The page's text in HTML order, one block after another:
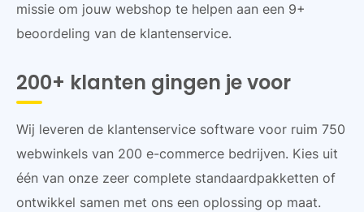
missie om jouw webshop te helpen aan een 9+
beoordeling van de klantenservice.
200+ klanten gingen je voor
Wij leveren de klantenservice software voor ruim 750
webwinkels van 200 e-commerce bedrijven. Kies uit
één van onze zeer complete standaardpakketten of
ontwikkel samen met ons een oplossing op maat.